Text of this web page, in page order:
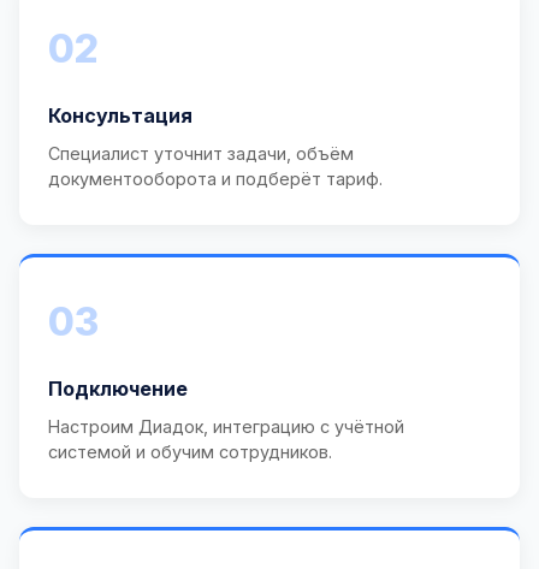
02
Консультация
Специалист уточнит задачи, объём
документооборота и подберёт тариф.
03
Подключение
Настроим Диадок, интеграцию с учётной
системой и обучим сотрудников.